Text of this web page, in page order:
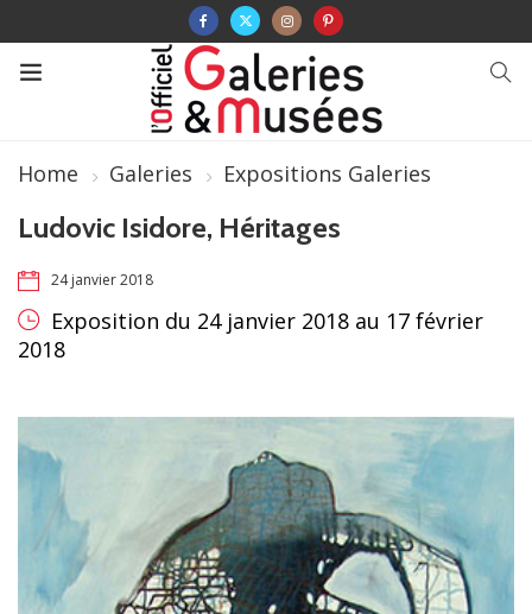
Home Galeries Expositions Galeries
Ludovic Isidore, Héritages
24 janvier 2018
Exposition du 24 janvier 2018 au 17 février
2018